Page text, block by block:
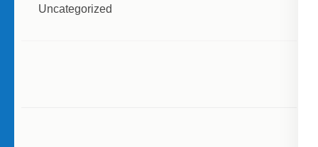
Uncategorized